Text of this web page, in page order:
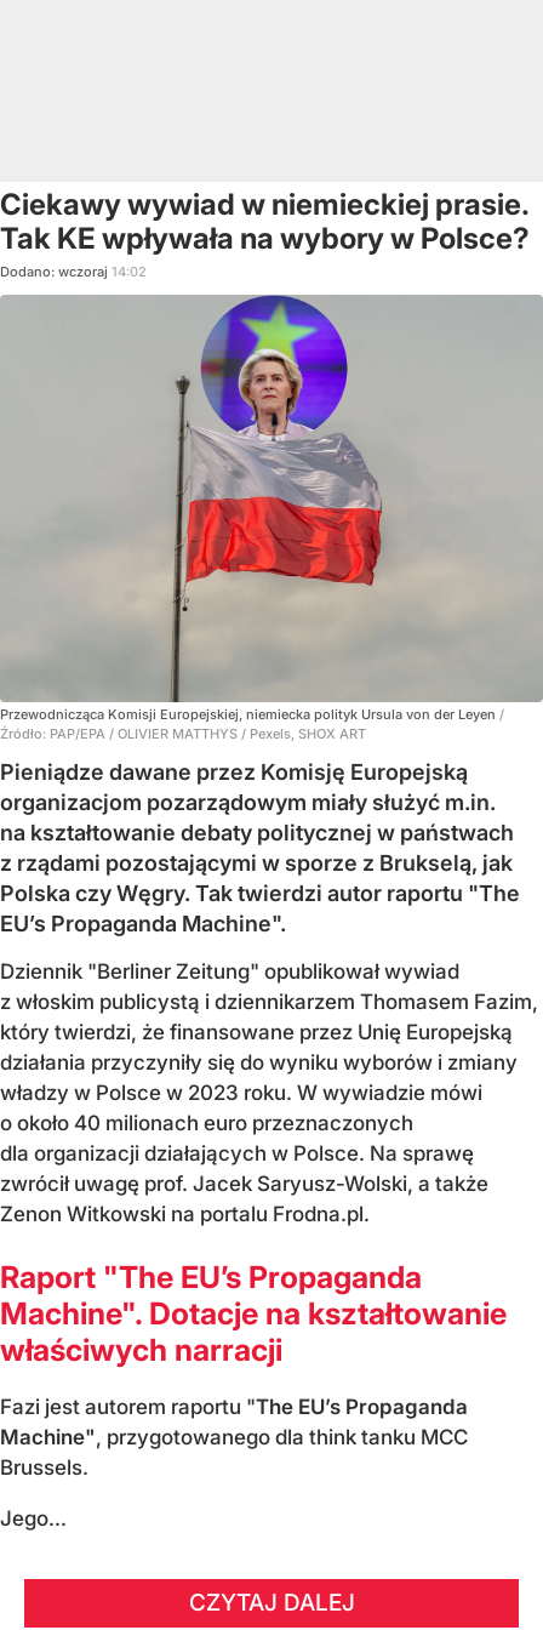
Ciekawy wywiad w niemieckiej prasie.
Tak KE wpływała na wybory w Polsce?
Dodano: wczoraj 14:02
Przewodnicząca Komisji Europejskiej, niemiecka polityk Ursula von der Leyen /
Źródło: PAP/EPA / OLIVIER MATTHYS / Pexels, SHOX ART
Pieniądze dawane przez Komisję Europejską
organizacjom pozarządowym miały służyć m.in.
na kształtowanie debaty politycznej w państwach
z rządami pozostającymi w sporze z Brukselą, jak
Polska czy Węgry. Tak twierdzi autor raportu "The
EU’s Propaganda Machine".
Dziennik "Berliner Zeitung" opublikował wywiad
z włoskim publicystą i dziennikarzem Thomasem Fazim,
który twierdzi, że finansowane przez Unię Europejską
działania przyczyniły się do wyniku wyborów i zmiany
władzy w Polsce w 2023 roku. W wywiadzie mówi
o około 40 milionach euro przeznaczonych
dla organizacji działających w Polsce. Na sprawę
zwrócił uwagę prof. Jacek Saryusz-Wolski, a także
Zenon Witkowski na portalu Frodna.pl.
Raport "The EU’s Propaganda
Machine". Dotacje na kształtowanie
właściwych narracji
Fazi jest autorem raportu "The EU’s Propaganda
Machine", przygotowanego dla think tanku MCC
Brussels.
Jego...
CZYTAJ DALEJ